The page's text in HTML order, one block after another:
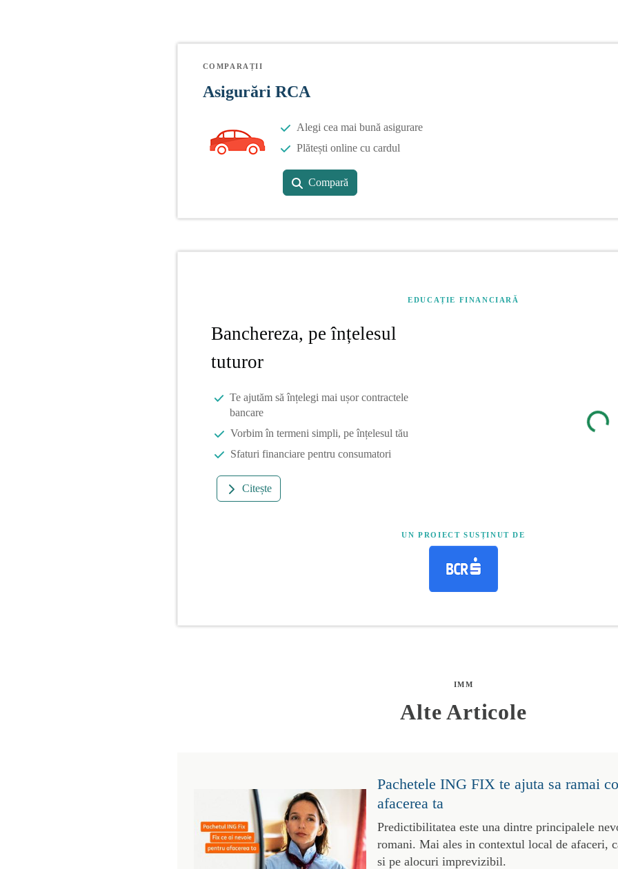
COMPARAȚII
Asigurări RCA
Alegi cea mai bună asigurare
Plătești online cu cardul
Compară
EDUCAȚIE FINANCIARĂ
Banchereza, pe înțelesul
tuturor
Te ajutăm să înțelegi mai ușor contractele
bancare
Vorbim în termeni simpli, pe înțelesul tău
Sfaturi financiare pentru consumatori
Citește
UN PROIECT SUSȚINUT DE
IMM
Alte Articole
Pachetele ING FIX te ajuta sa ramai
afacerea ta
Predictibilitatea este una dintre principalele
romani. Mai ales in contextul local de afaceri,
si pe alocuri imprevizibil.